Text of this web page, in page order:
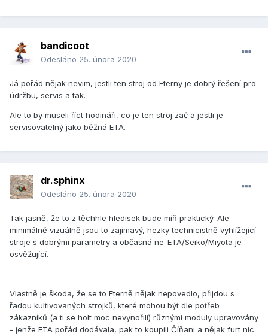
bandicoot
Odesláno 25. února 2020
Já pořád nějak nevim, jestli ten stroj od Eterny je dobrý řešení pro
údržbu, servis a tak.
Ale to by museli říct hodináři, co je ten stroj zač a jestli je
servisovatelný jako běžná ETA.
dr.sphinx
Odesláno 25. února 2020
Tak jasně, že to z těchhle hledisek bude míň praktický. Ale
minimálně vizuálně jsou to zajímavý, hezky technicistně vyhlížející
stroje s dobrými parametry a občasná ne-ETA/Seiko/Miyota je
osvěžující.
Vlastně je škoda, že se to Eterně nějak nepovedlo, přijdou s
řadou kultivovaných strojků, které mohou být dle potřeb
zákazníků (a ti se holt moc nevynořili) různými moduly upravovány
- jenže ETA pořád dodávala, pak to koupili Číňani a nějak furt nic.